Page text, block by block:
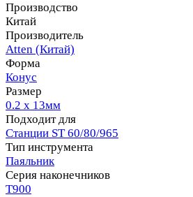
Производство
Китай
Производитель
Atten (Китай)
Форма
Конус
Размер
0.2 х 13мм
Подходит для
Станции ST 60/80/965
Тип инструмента
Паяльник
Серия наконечников
T900